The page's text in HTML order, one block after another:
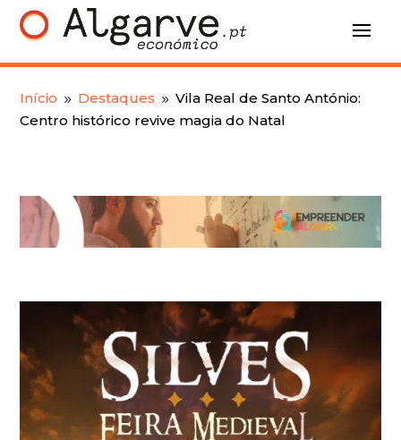
Início 9 Destaques 9 Vila Real de Santo António:
Centro histórico revive magia do Natal